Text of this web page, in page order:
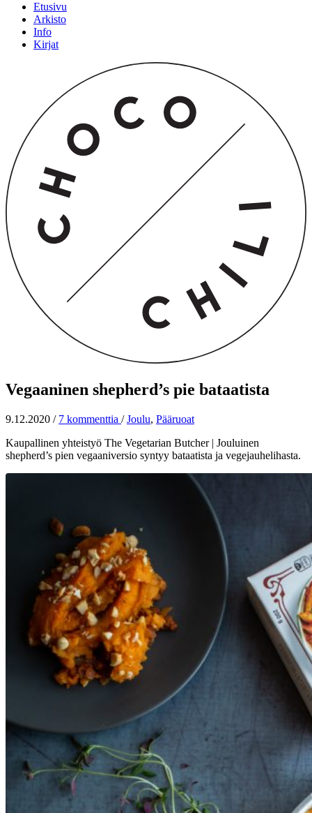
Etusivu
Arkisto
Info
Kirjat
Vegaaninen shepherd’s pie bataatista
9.12.2020 / 7 kommenttia / Joulu, Pääruoat
Kaupallinen yhteistyö The Vegetarian Butcher | Jouluinen
shepherd’s pien vegaaniversio syntyy bataatista ja vegejauhelihasta.